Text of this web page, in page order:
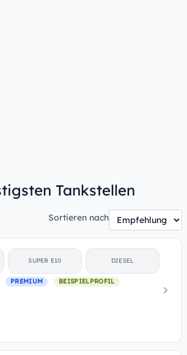
Tankstellen
Sortieren nach
SUPER E10 DIESEL
PREMIUM BEISPIELPROFIL